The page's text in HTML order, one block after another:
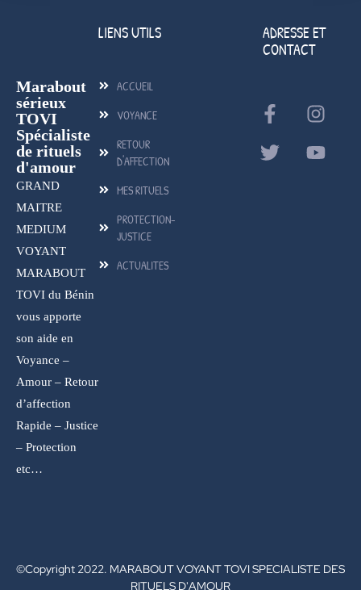
Marabout
sérieux
TOVI
Spécialiste
de rituels
d'amour
GRAND
MAITRE
MEDIUM
VOYANT
MARABOUT
TOVI du Bénin
vous apporte
son aide en
Voyance –
Amour – Retour
d’affection
Rapide – Justice
– Protection
etc…
LIENS UTILS
ACCUEIL
VOYANCE
RETOUR
D'AFFECTION
MES RITUELS
PROTECTION-
JUSTICE
ACTUALITES
ADRESSE ET
CONTACT
©Copyright 2022. MARABOUT VOYANT TOVI SPECIALISTE DES
RITUELS D'AMOUR